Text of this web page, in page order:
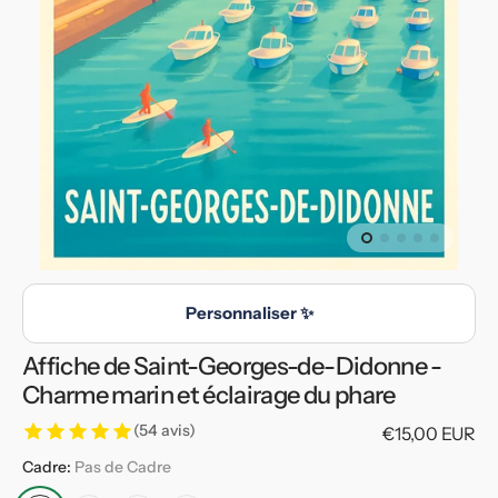
multimédia
vedette
dans
la
vue
de
la
galerie
Personnaliser ✨
Affiche de Saint-Georges-de-Didonne -
Charme marin et éclairage du phare
(54 avis)
Prix
€15,00 EUR
Cadre: Pas de Cadre